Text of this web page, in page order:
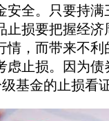
安全。只要持
止损要把握经
情，而带来不
虑止损。因为
基金的止损看